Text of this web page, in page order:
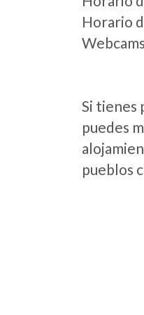
Horario
Si tienes
puedes
pueblos